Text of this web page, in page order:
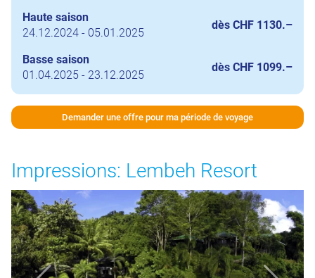
Haute saison
24.12.2024 - 05.01.2025
dès CHF 1130.–
Basse saison
01.04.2025 - 23.12.2025
dès CHF 1099.–
Demander une offre pour ma période de voyage
Impressions: Lembeh Resort